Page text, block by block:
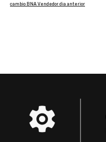
cambio BNA Vendedor dia anterior